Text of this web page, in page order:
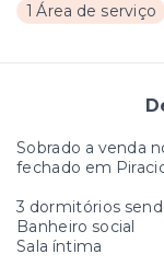
1 Área de serviço
Sobrado a venda
fechado em
3 dormitórios
Banheiro social
Sala íntima